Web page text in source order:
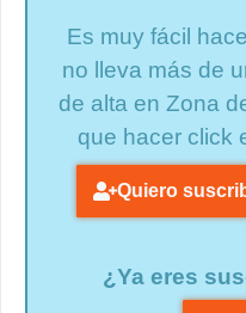
Es muy fácil
no lleva más de
de alta en Zona
que hacer click
Quiero
¿Ya eres